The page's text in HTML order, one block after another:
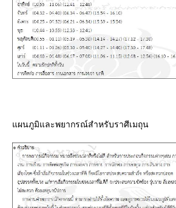
ผนภูมิและพยากรณ์สำหรับราศีเมถุน